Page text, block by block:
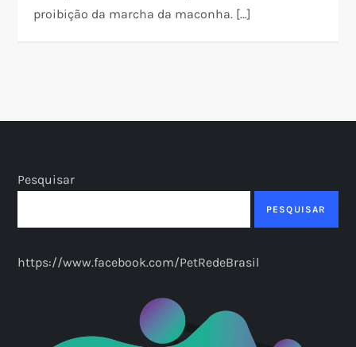
proibição da marcha da maconha. […]
Pesquisar
PESQUISAR
https://www.facebook.com/PetRedeBrasil